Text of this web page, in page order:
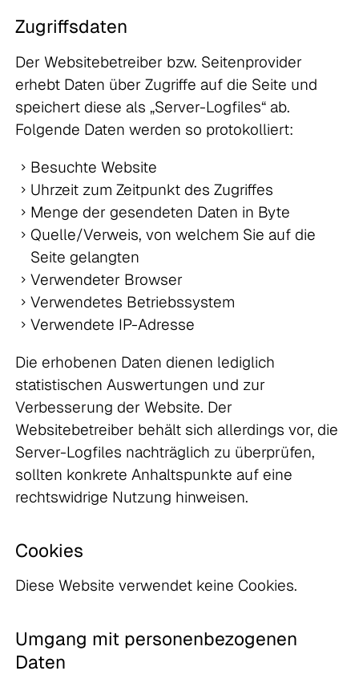
Zugriffsdaten
Der Websitebetreiber bzw. Seitenprovider
erhebt Daten über Zugriffe auf die Seite und
speichert diese als „Server-Logfiles“ ab.
Folgende Daten werden so protokolliert:
Besuchte Website
Uhrzeit zum Zeitpunkt des Zugriffes
Menge der gesendeten Daten in Byte
Quelle/Verweis, von welchem Sie auf die
Seite gelangten
Verwendeter Browser
Verwendetes Betriebssystem
Verwendete IP-Adresse
Die erhobenen Daten dienen lediglich
statistischen Auswertungen und zur
Verbesserung der Website. Der
Websitebetreiber behält sich allerdings vor, die
Server-Logfiles nachträglich zu überprüfen,
sollten konkrete Anhaltspunkte auf eine
rechtswidrige Nutzung hinweisen.
Cookies
Diese Website verwendet keine Cookies.
Umgang mit personenbezogenen
Daten